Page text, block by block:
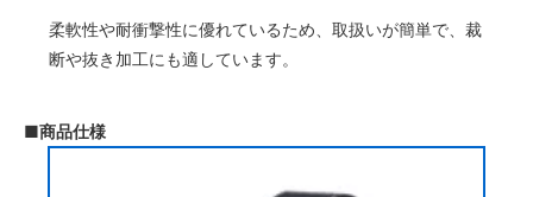
柔軟性や耐衝撃性に優れているため、取扱いが簡単で、裁
断や抜き加工にも適しています。
■商品仕様